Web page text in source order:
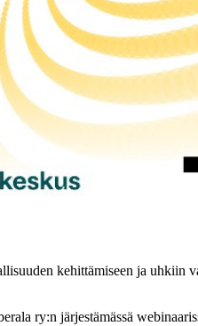
kehittämiseen ja uhkiin
ry:n järjestämässä